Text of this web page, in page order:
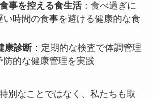
事を控える食生活：食べ過ぎに
い時間の食事を避ける健康的な食
康診断：定期的な検査で体調管理
防的な健康管理を実践
別なことではなく、私たちも取